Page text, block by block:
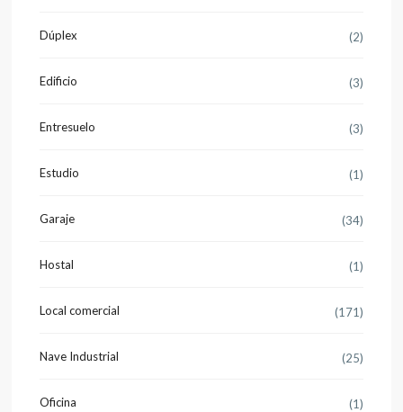
Dúplex (2)
Edificio (3)
Entresuelo (3)
Estudio (1)
Garaje (34)
Hostal (1)
Local comercial (171)
Nave Industrial (25)
Oficina (1)